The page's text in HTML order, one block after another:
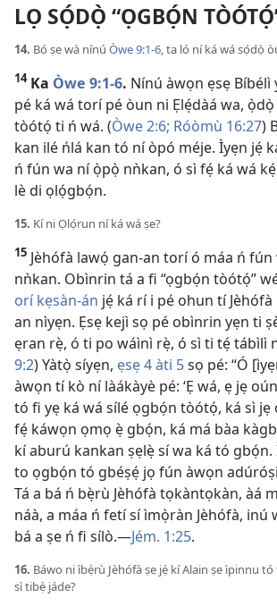
LỌ SỌ́DỌ̀ “ỌGBỌ́N
14. Bó ṣe wà nínú Òwe 9:1-6, ta ló ní ká wá sọ́dọ̀
14 Ka Òwe 9:1-6. Nínú àwọn ẹsẹ Bíbélì
pé ká wá torí pé òun ni Ẹlẹ́dàá wa,
tòótọ́ ti ń wá. (Òwe 2:6; Róòmù 16:27)
kan ilé ńlá kan tó ní òpó méje. Ìyẹn jẹ́
ń fún wa ní ọ̀pọ̀ nǹkan, ó sì fẹ́ ká wá
lè di ọlọ́gbọ́n.
15. Kí ni Ọlọ́run ní ká wá ṣe?
15 Jèhófà lawọ́ gan-an torí ó máa ń fún
nǹkan. Obìnrin tá a fi “ọgbọ́n tòótọ́”
orí kẹsàn-án jẹ́ ká rí i pé ohun tí
an nìyẹn. Ẹsẹ kejì sọ pé obìnrin yẹn ti
ẹran rẹ̀, ó ti po wáìnì rẹ̀, ó sì ti tẹ́ tábìlì
9:2) Yàtọ̀ síyẹn, ẹsẹ 4 àti 5sọ pé: “Ó
àwọn tí kò ní làákàyè pé: ‘Ẹ wá, ẹ jẹ
tó fi yẹ ká wá sílé ọgbọ́n tòótọ́, ká sì jẹ
fẹ́ káwọn ọmọ ẹ̀ gbọ́n, ká má bàa
kí aburú kankan ṣẹlẹ̀ sí wa ká tó gbọ́n.
to ọgbọ́n tó gbéṣẹ́ jọ fún àwọn
Tá a bá ń bẹ̀rù Jèhófà tọkàntọkàn, àá
náà, a máa ń fetí sí ìmọ̀ràn Jèhófà, inú
bá a ṣe ń fi sílò.​—Jém. 1:25.
16. Báwo ni ìbẹ̀rù Jèhófà ṣe jẹ́ kí Alain ṣe ìpinnu
sì tibẹ̀ jáde?